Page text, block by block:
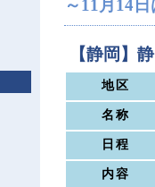
～11月14
【静岡】
地区
名称
日程
内容